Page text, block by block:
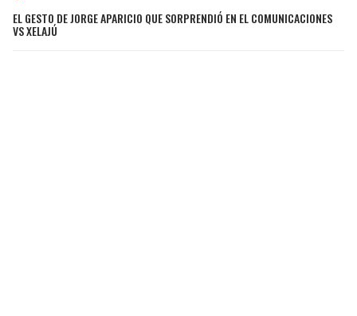
EL GESTO DE JORGE APARICIO QUE SORPRENDIÓ EN EL COMUNICACIONES
VS XELAJÚ